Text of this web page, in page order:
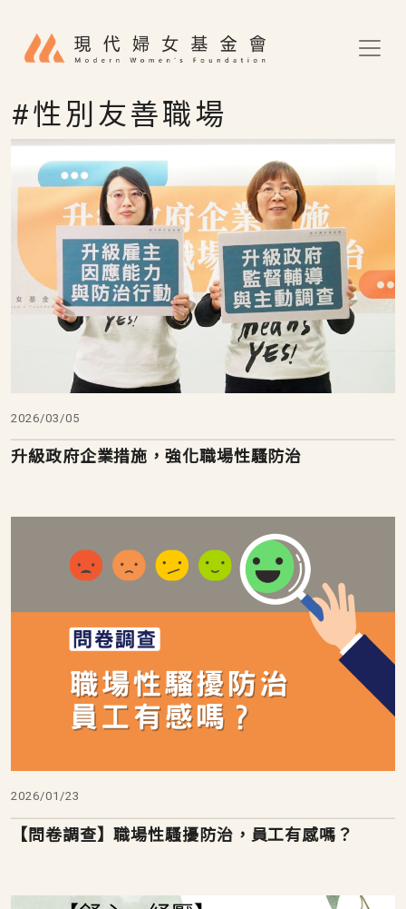
#性別友善職場
2026/03/05
升級政府企業措施，強化職場性騷防治
2026/01/23
【問卷調查】職場性騷擾防治，員工有感嗎？